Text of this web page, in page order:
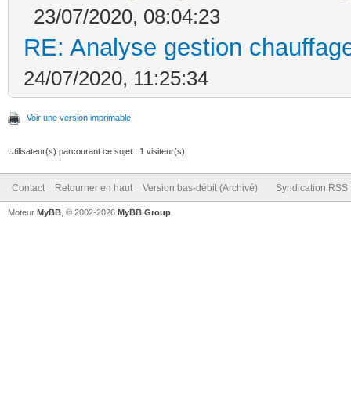
23/07/2020, 08:04:23
RE: Analyse gestion
24/07/2020, 11:25:34
Voir une version imprimable
Utilisateur(s) parcourant ce sujet : 1 visiteur(s)
Contact Retourner en haut Version bas-débit (Archivé) Syndication RSS
Moteur MyBB , © 2002-2026 MyBB Group